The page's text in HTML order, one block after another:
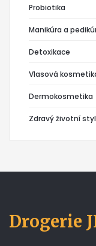
Probiotika
Manikúra a
Detoxikace
Vlasová
Dermokosmetika
Zdravý životní styl
Drogerie